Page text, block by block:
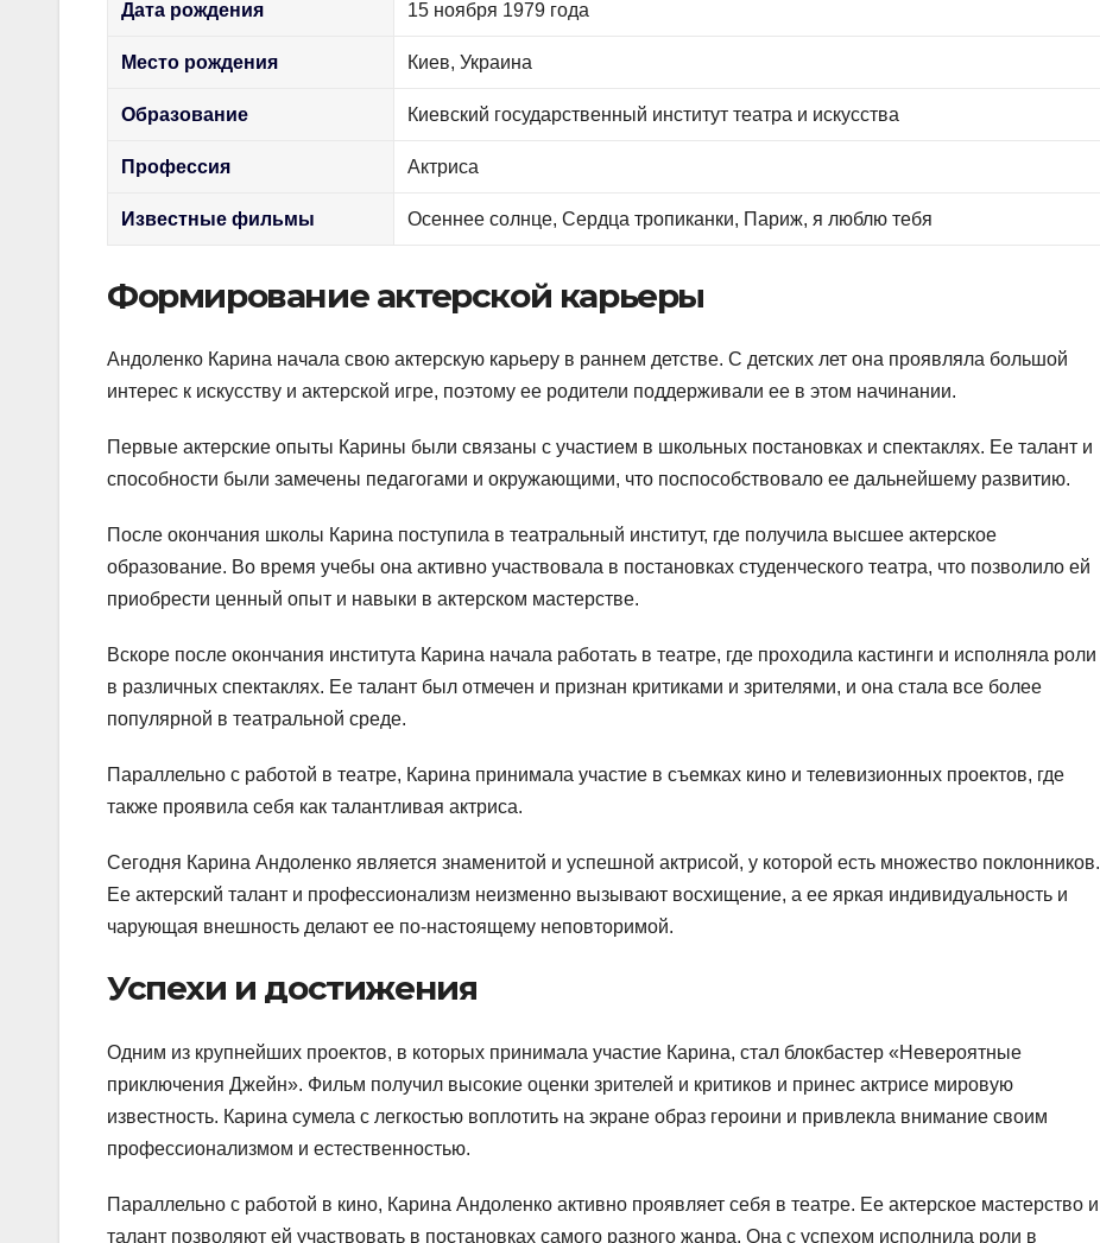
Дата рождения 15 ноября 1979 года
Место рождения Киев, Украина
Образование Киевский государственный институт театра и искусства
Профессия Актриса
Известные фильмы Осеннее солнце, Сердца тропиканки, Париж, я люблю тебя
Формирование актерской карьеры
Андоленко Карина начала свою актерскую карьеру в раннем детстве. С детских лет она проявляла большой
интерес к искусству и актерской игре, поэтому ее родители поддерживали ее в этом начинании.
Первые актерские опыты Карины были связаны с участием в школьных постановках и спектаклях. Ее талант и
способности были замечены педагогами и окружающими, что поспособствовало ее дальнейшему развитию.
После окончания школы Карина поступила в театральный институт, где получила высшее актерское
образование. Во время учебы она активно участвовала в постановках студенческого театра, что позволило ей
приобрести ценный опыт и навыки в актерском мастерстве.
Вскоре после окончания института Карина начала работать в театре, где проходила кастинги и исполняла роли
в различных спектаклях. Ее талант был отмечен и признан критиками и зрителями, и она стала все более
популярной в театральной среде.
Параллельно с работой в театре, Карина принимала участие в съемках кино и телевизионных проектов, где
также проявила себя как талантливая актриса.
Сегодня Карина Андоленко является знаменитой и успешной актрисой, у которой есть множество поклонников.
Ее актерский талант и профессионализм неизменно вызывают восхищение, а ее яркая индивидуальность и
чарующая внешность делают ее по-настоящему неповторимой.
Успехи и достижения
Одним из крупнейших проектов, в которых принимала участие Карина, стал блокбастер «Невероятные
приключения Джейн». Фильм получил высокие оценки зрителей и критиков и принес актрисе мировую
известность. Карина сумела с легкостью воплотить на экране образ героини и привлекла внимание своим
профессионализмом и естественностью.
Параллельно с работой в кино, Карина Андоленко активно проявляет себя в театре. Ее актерское мастерство и
талант позволяют ей участвовать в постановках самого разного жанра. Она с успехом исполнила роли в